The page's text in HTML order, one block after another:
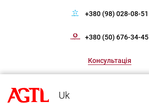
+380 (98) 028-08-51
+380 (50) 676-34-45
Консультація
Uk